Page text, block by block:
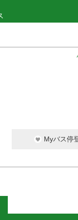
Myバス停